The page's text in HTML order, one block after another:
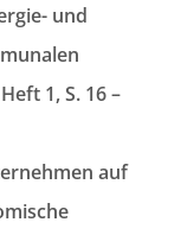
und
1, S. 16 –
auf